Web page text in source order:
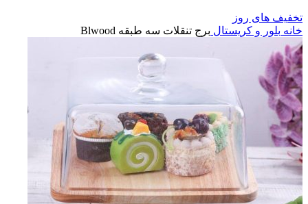
تخفیف های روز
خانه بلور و کریستال برج تنقلات سه طبقه Blwood